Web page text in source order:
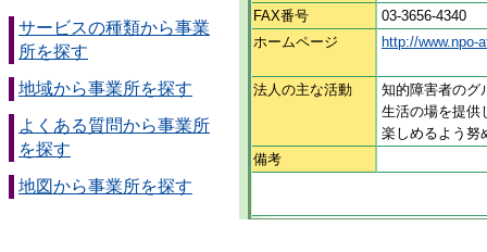
サービスの種類から事業
所を探す
地域から事業所を探す
よくある質問から事業所
を探す
地図から事業所を探す
FAX番号
03-3656-4340
ホームページ
http://www.npo-
法人の主な活動
知的障害者のグ
生活の場を提供
楽しめるよう
備考